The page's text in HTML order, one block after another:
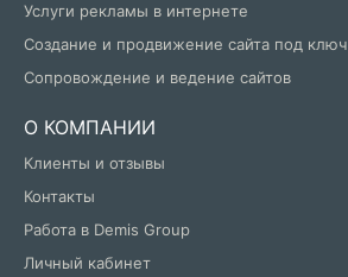
Услуги рекламы в интернете
Создание и продвижение сайта под ключ
Сопровождение и ведение сайтов
О КОМПАНИИ
Клиенты и отзывы
Контакты
Работа в Demis Group
Личный кабинет